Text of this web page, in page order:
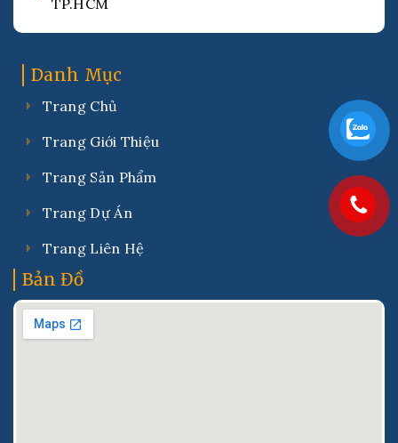
Danh Mục
Trang Chủ
Trang Giới Thiệu
Trang Sản Phẩm
Trang Dự Án
Trang Liên Hệ
Bản Đồ